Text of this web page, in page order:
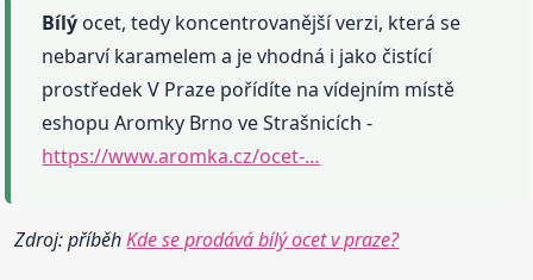
Bílý ocet, tedy koncentrovanější verzi, která se
nebarví karamelem a je vhodná i jako čistící
prostředek V Praze pořídíte na vídejním místě
eshopu Aromky Brno ve Strašnicích -
https://www.aromka.cz/ocet-…
Zdroj: příběhKde se prodává bílý ocet v praze?